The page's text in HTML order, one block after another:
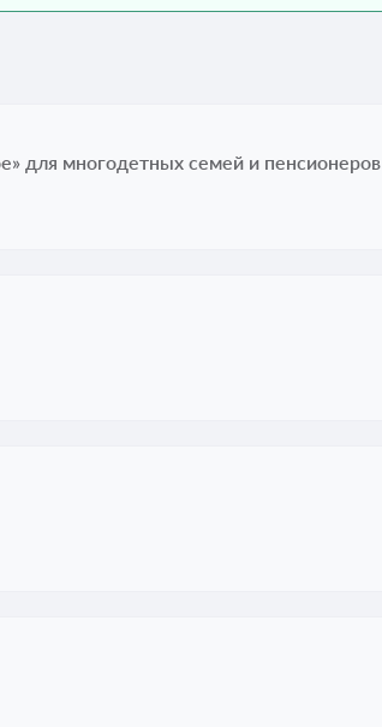
для многодетных семей и пенсионеров